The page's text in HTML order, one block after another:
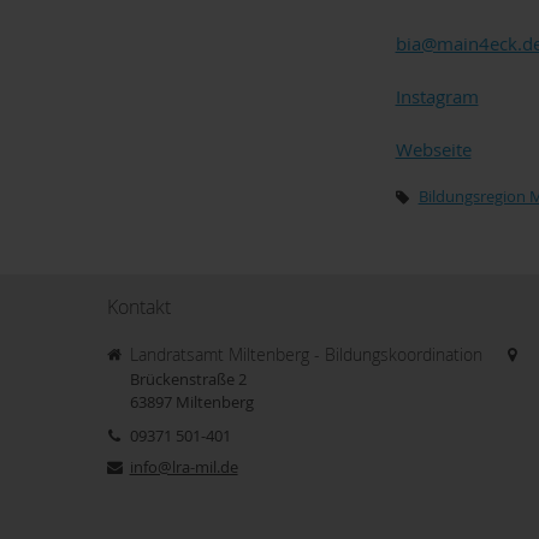
Instagram
Webseite
Bildungsregion
Kontakt
Landratsamt Miltenberg - Bildungskoordination
Brückenstraße 2
63897 Miltenberg
09371 501-401
info@lra-mil.de